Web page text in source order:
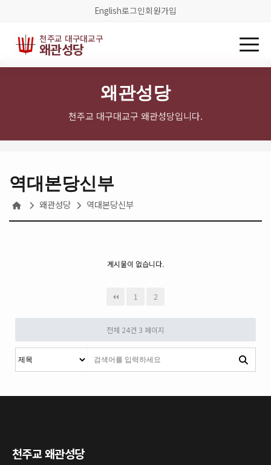
English로그인회원가입
천주교 대구대교구
왜관성당
왜관성당
천주교 대구대교구 왜관성당입니다.
역대본당신부
왜관성당 역대본당신부
게시물이 없습니다.
1 2
전체 24건 3 페이지
천주교 왜관성당